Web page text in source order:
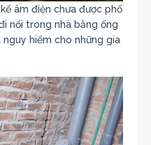
âm điện chưa được phổ
nổi trong nhà bằng ống
hiểm cho những gia